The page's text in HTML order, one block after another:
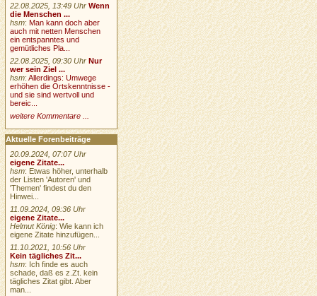
22.08.2025, 13:49 Uhr Wenn
die Menschen ...
hsm:Man kann doch aber
auch mit netten Menschen
ein entspanntes und
gemütliches Pla...
22.08.2025, 09:30 Uhr Nur
wer sein Ziel ...
hsm:Allerdings: Umwege
erhöhen die Ortskenntnisse -
und sie sind wertvoll und
bereic...
weitere Kommentare ...
Aktuelle Forenbeiträge
20.09.2024, 07:07 Uhr
eigene Zitate...
hsm: Etwas höher, unterhalb
der Listen 'Autoren' und
'Themen' findest du den
Hinwei...
11.09.2024, 09:36 Uhr
eigene Zitate...
Helmut König: Wie kann ich
eigene Zitate hinzufügen...
11.10.2021, 10:56 Uhr
Kein tägliches Zit...
hsm: Ich finde es auch
schade, daß es z.Zt. kein
tägliches Zitat gibt. Aber
man...